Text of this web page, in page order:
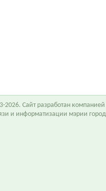
2026. Сайт разработан компанией
и информатизации мэрии